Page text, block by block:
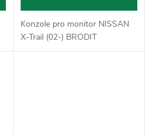
Konzole pro monitor NISSAN
X-Trail (02-) BRODIT